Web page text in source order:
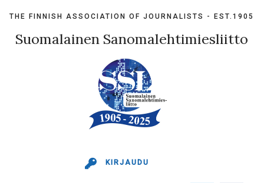
content
THE FINNISH ASSOCIATION OF JOURNALISTS - EST.1905
Suomalainen Sanomalehtimiesliitto
KIRJAUDU